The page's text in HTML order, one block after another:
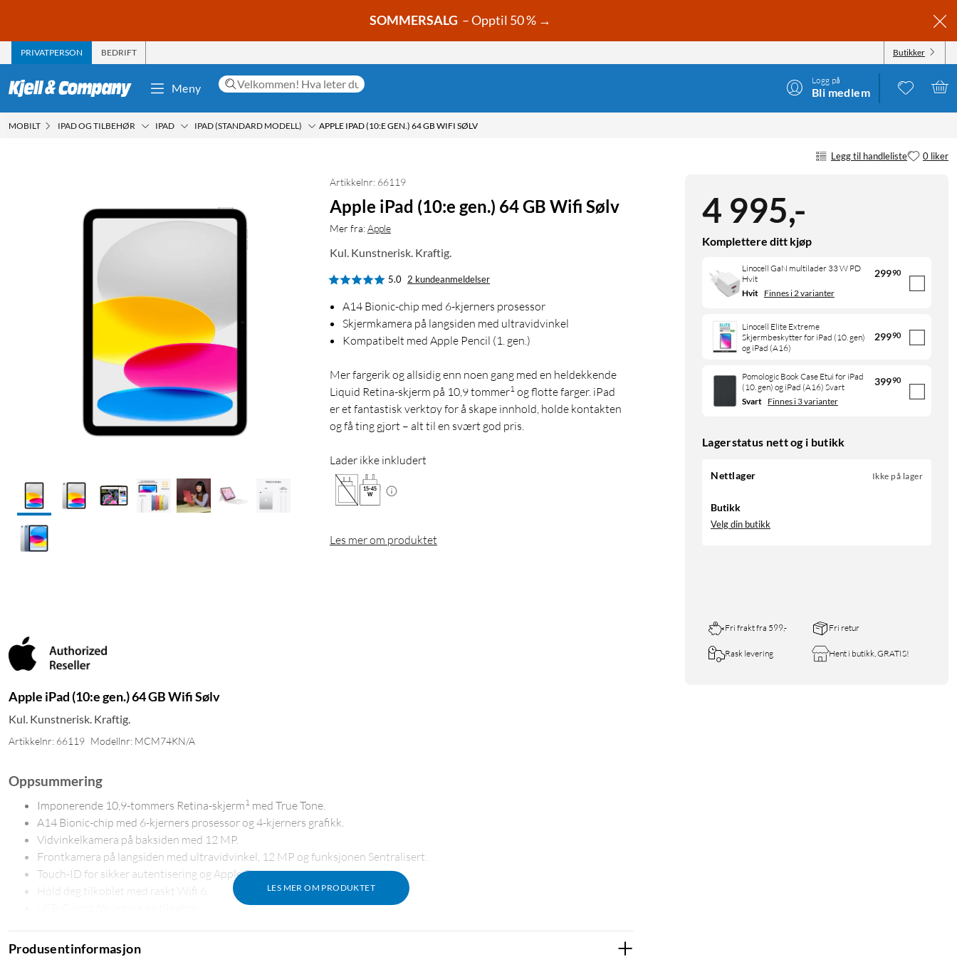
SOMMERSALG – Opptil 50 % →
PRIVATPERSON BEDRIFT Butikker
Meny
Logg på
Bli medlem
MOBILT IPAD OG TILBEHØR IPAD IPAD (STANDARD MODELL) APPLE IPAD (10:E GEN.) 64 GB WIFI SØLV
Legg til handleliste 0 liker
4 995,-
Komplettere ditt kjøp
Linocell GaN multilader 33 W PD
Hvit
29990
Hvit Finnes i 2 varianter
Linocell Elite Extreme
Skjermbeskytter for iPad (10. gen)
og iPad (A16)
29990
Pomologic Book Case Etui for iPad
(10. gen) og iPad (A16) Svart
39990
Svart Finnes i 3 varianter
Lagerstatus nett og i butikk
Nettlager Ikke på lager
Butikk
Velg din butikk
Fri frakt fra 599,- Fri retur
Rask levering Hent i butikk, GRATIS!
Artikkelnr: 66119
Apple iPad (10:e gen.) 64 GB Wifi Sølv
Mer fra:Apple
Kul. Kunstnerisk. Kraftig.
5.0 2 kundeanmeldelser
A14 Bionic-chip med 6-kjerners prosessor
Skjermkamera på langsiden med ultravidvinkel
Kompatibelt med Apple Pencil (1. gen.)
Mer fargerik og allsidig enn noen gang med en heldekkende
Liquid Retina-skjerm på 10,9 tommer1 og flotte farger. iPad
er et fantastisk verktøy for å skape innhold, holde kontakten
og få ting gjort – alt til en svært god pris.
Lader ikke inkludert
15-45
W
Les mer om produktet
Apple iPad (10:e gen.) 64 GB Wifi Sølv
Kul. Kunstnerisk. Kraftig.
Artikkelnr: 66119 Modellnr: MCM74KN/A
LES MER OM PRODUKTET
Oppsummering
Imponerende 10,9-tommers Retina-skjerm 1 med True Tone.
A14 Bionic-chip med 6-kjerners prosessor og 4-kjerners grafikk.
Vidvinkelkamera på baksiden med 12 MP.
Frontkamera på langsiden med ultravidvinkel, 12 MP og funksjonen Sentralisert.
Touch-ID for sikker autentisering og Apple Pay.
Hold deg tilkoblet med raskt Wifi 6.
Kompatibel med Apple Pencil (USB-C), Apple Pencil første generasjon
Produsentinformasjon